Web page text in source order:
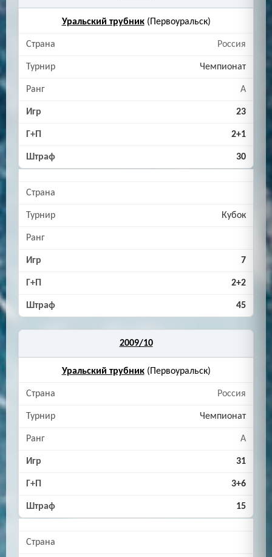
Уральский трубник(Первоуральск)
Россия
Чемпионат
A
23
2+1
30
Кубок
7
2+2
45
2009/10
Уральский трубник(Первоуральск)
Россия
Чемпионат
A
31
3+6
15